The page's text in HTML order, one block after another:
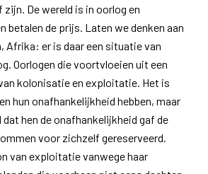
De wereld is in oorlog en
betalen de prijs. Laten we denken aan
Afrika: er is daar een situatie van
Oorlogen die voortvloeien uit een
kolonisatie en exploitatie. Het is
hun onafhankelijkheid hebben, maar
hen de onafhankelijkheid gaf de
voor zichzelf gereserveerd.
van exploitatie vanwege haar